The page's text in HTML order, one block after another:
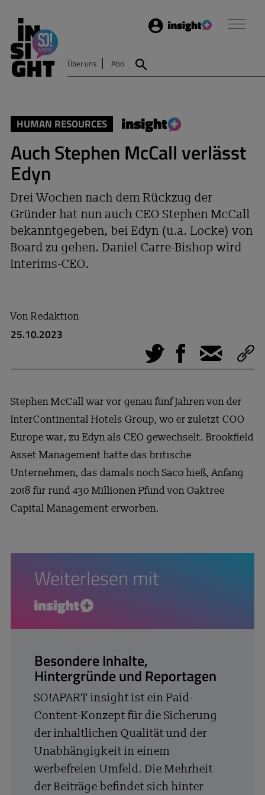
Login
Über uns Abo
HUMAN RESOURCES
Auch Stephen McCall verlässt
Edyn
Drei Wochen nach dem Rückzug der
Gründer hat nun auch CEO Stephen McCall
bekanntgegeben, bei Edyn (u.a. Locke) von
Board zu gehen. Daniel Carre-Bishop wird
Interims-CEO.
VonRedaktion
25.10.2023
Tweet Facebook
E-Mail
Stephen McCall war vor genau fünf Jahren von der
InterContinental Hotels Group, wo er zuletzt COO
Europe war, zu Edyn als CEO gewechselt. Brookfield
Asset Management hatte das britische
Unternehmen, das damals noch Saco hieß, Anfang
2018 für rund 430 Millionen Pfund von Oaktree
Capital Management erworben.
Weiterlesen mit
insight+
Besondere Inhalte,
Hintergründe und Reportagen
SO!APART insight ist ein Paid-
Content-Konzept für die Sicherung
der inhaltlichen Qualität und der
Unabhängigkeit in einem
werbefreien Umfeld. Die Mehrheit
der Beiträge befindet sich hinter